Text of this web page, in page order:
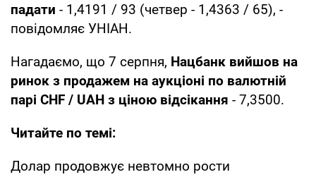
падати - 1,4191 / 93 (четвер - 1,4363 / 65), -
повідомляє УНІАН.
Нагадаємо, що 7 серпня, Нацбанк вийшов на
ринок з продажем на аукціоні по валютній
парі CHF / UAH з ціною відсікання - 7,3500.
Читайте по темі:
Долар продовжує невтомно рости